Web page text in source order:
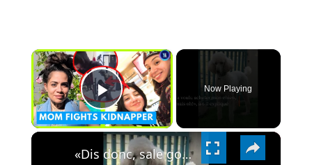
×
PLAY
VIDEO
Now Playing
×
«Dis donc, sale gosse!»: comment Jean-Pierre Foucault a repris la fille de Madonna.